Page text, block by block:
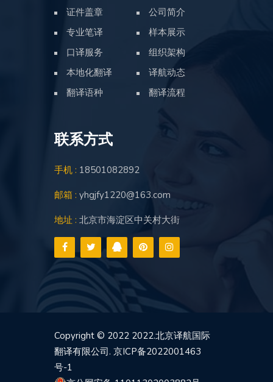
证件盖章
专业笔译
口译服务
本地化翻译
翻译语种
公司简介
样本展示
组织架构
译航动态
翻译流程
联系方式
手机 : 18501082892
邮箱 : yhgjfy1220@163.com
地址 : 北京市海淀区中关村大街
Copyright © 2022 2022.北京译航国际
翻译有限公司. 京ICP备2022001463
号-1